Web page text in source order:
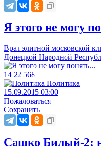
Я этого не могу
Врач элитной московской
Донецкой Народной
14 22 568
Политика
15.09.2015 03:00
Пожаловаться
Сохранить
Сашко Билый-2: